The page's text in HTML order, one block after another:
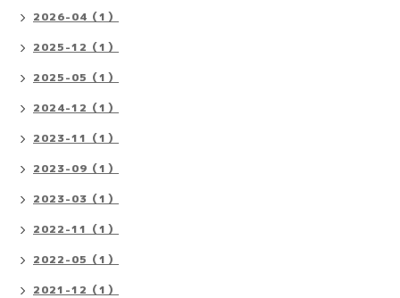
2026-04（1）
2025-12（1）
2025-05（1）
2024-12（1）
2023-11（1）
2023-09（1）
2023-03（1）
2022-11（1）
2022-05（1）
2021-12（1）